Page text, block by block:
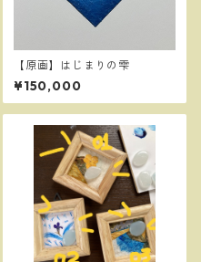
【原画】はじまりの雫
¥150,000